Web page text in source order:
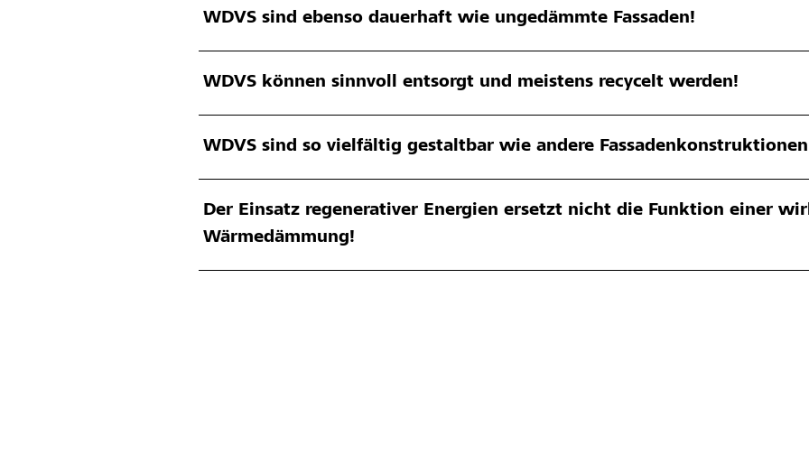
WDVS sind ebenso dauerhaft wie ungedämmte Fassaden!
WDVS können sinnvoll entsorgt und meistens recycelt werden!
WDVS sind so vielfältig gestaltbar wie andere
Der Einsatz regenerativer Energien ersetzt nicht die Funktion einer
Wärmedämmung!